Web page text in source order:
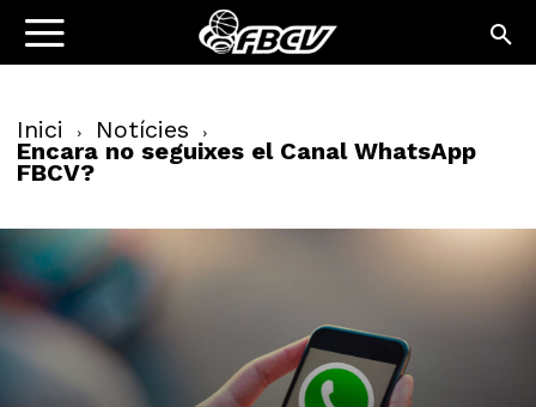
Inici Notícies
Encara no seguixes el Canal WhatsApp
FBCV?